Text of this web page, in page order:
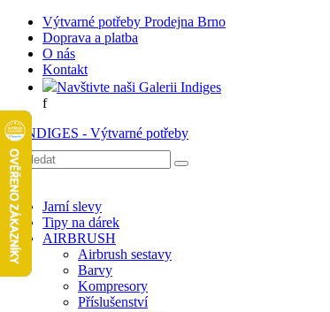
Výtvarné potřeby Prodejna Brno
Doprava a platba
O nás
Kontakt
Navštivte naši Galerii Indiges
f
Jarní slevy
Tipy na dárek
AIRBRUSH
Airbrush sestavy
Barvy
Kompresory
Příslušenství